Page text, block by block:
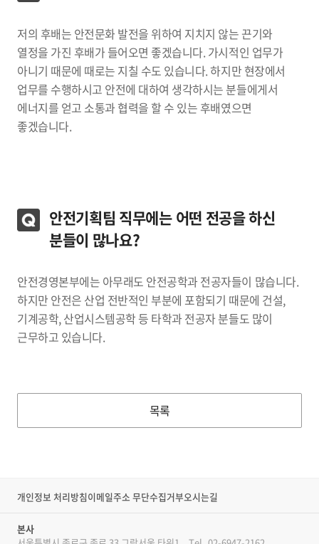
저의 후배는 안전문화 발전을 위하여 지치지 않는 끈기와
열정을 가진 후배가 들어오면 좋겠습니다. 가시적인 업무가
아니기 때문에 때로는 지칠 수도 있습니다. 하지만 현장에서
업무를 수행하시고 안전에 대하여 생각하시는 분들에게서
에너지를 얻고 소통과 협력을 할 수 있는 후배였으면
좋겠습니다.
안전기획팀 직무에는 어떤 전공을 하신
분들이 많나요?
안전경영본부에는 아무래도 안전공학과 전공자들이 많습니다.
하지만 안전은 산업 전반적인 부분에 포함되기 때문에 건설,
기계공학, 산업시스템공학 등 타학과 전공자 분들도 많이
근무하고 있습니다.
목록
개인정보 처리방침이메일주소 무단수집거부오시는길
본사